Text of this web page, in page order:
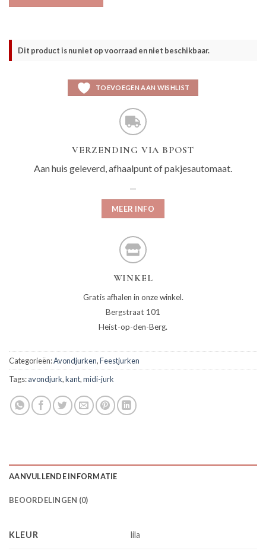
Dit product is nu niet op voorraad en niet beschikbaar.
TOEVOEGEN AAN WISHLIST
VERZENDING VIA BPOST
Aan huis geleverd, afhaalpunt of pakjesautomaat.
MEER INFO
WINKEL
Gratis afhalen in onze winkel.
Bergstraat 101
Heist-op-den-Berg.
Categorieën:Avondjurken,Feestjurken
Tags:avondjurk,kant,midi-jurk
AANVULLENDE INFORMATIE
BEOORDELINGEN (0)
KLEUR lila